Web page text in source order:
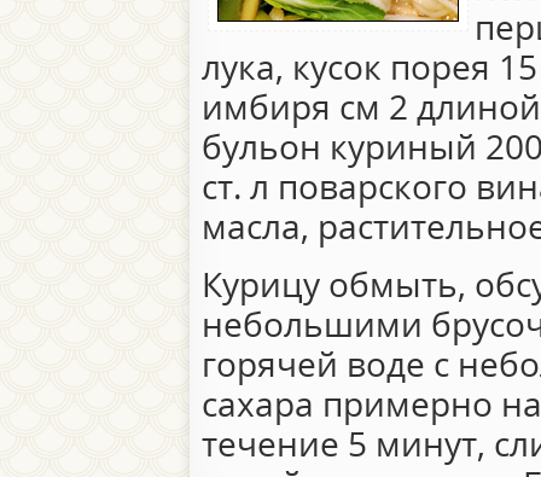
лука, кусок порея
имбиря см 2
бульон куриный 200
ст. л поварского
масла,
Курицу обмыть,
небольшими
горячей воде с
сахара примерно
течение 5 минут,